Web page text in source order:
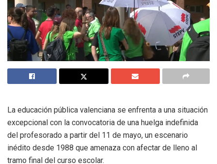
La educación pública valenciana se enfrenta a una situación
excepcional con la convocatoria de una huelga indefinida
del profesorado a partir del 11 de mayo, un escenario
inédito desde 1988 que amenaza con afectar de lleno al
tramo final del curso escolar.